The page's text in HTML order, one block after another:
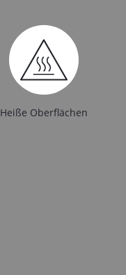
Heiße Oberflächen